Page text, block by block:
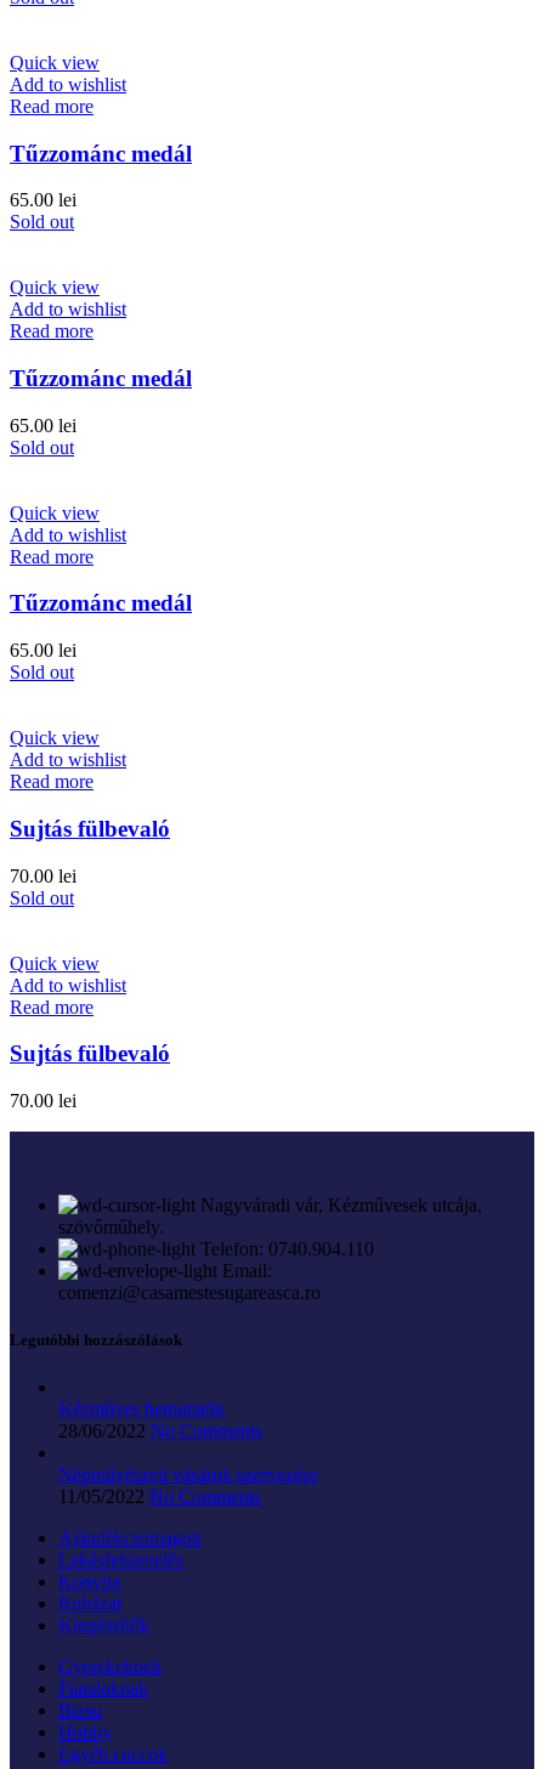
Quick view
Add to wishlist
Read more
Tűzzománc medál
65.00 lei
Sold out
Quick view
Add to wishlist
Read more
Tűzzománc medál
65.00 lei
Sold out
Quick view
Add to wishlist
Read more
Tűzzománc medál
65.00 lei
Sold out
Quick view
Add to wishlist
Read more
Sujtás fülbevaló
70.00 lei
Sold out
Quick view
Add to wishlist
Read more
Sujtás fülbevaló
70.00 lei
Nagyváradi vár, Kézművesek utcája,
szövőműhely.
Telefon: 0740.904.110
Email:
comenzi@casamestesugareasca.ro
Legutóbbi hozzászólások
Kézműves bemutatók
28/06/2022 No Comments
Népművészeti vásárok szervezése
11/05/2022 No Comments
Ajándékcsomagok
Lakásfelszerelés
Konyha
Ruházat
Kiegészítők
Gyerekeknek
Fiataloknak
Bizsu
Hobby
Egyéb cuccok